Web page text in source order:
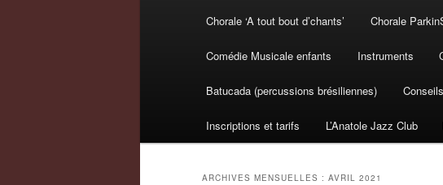
Chorale ‘A tout bout d’chants’ Chorale
Comédie Musicale enfants Instruments
Batucada (percussions brésiliennes)
Inscriptions et tarifs L’Anatole Jazz Club
ARCHIVES MENSUELLES : AVRIL 2021